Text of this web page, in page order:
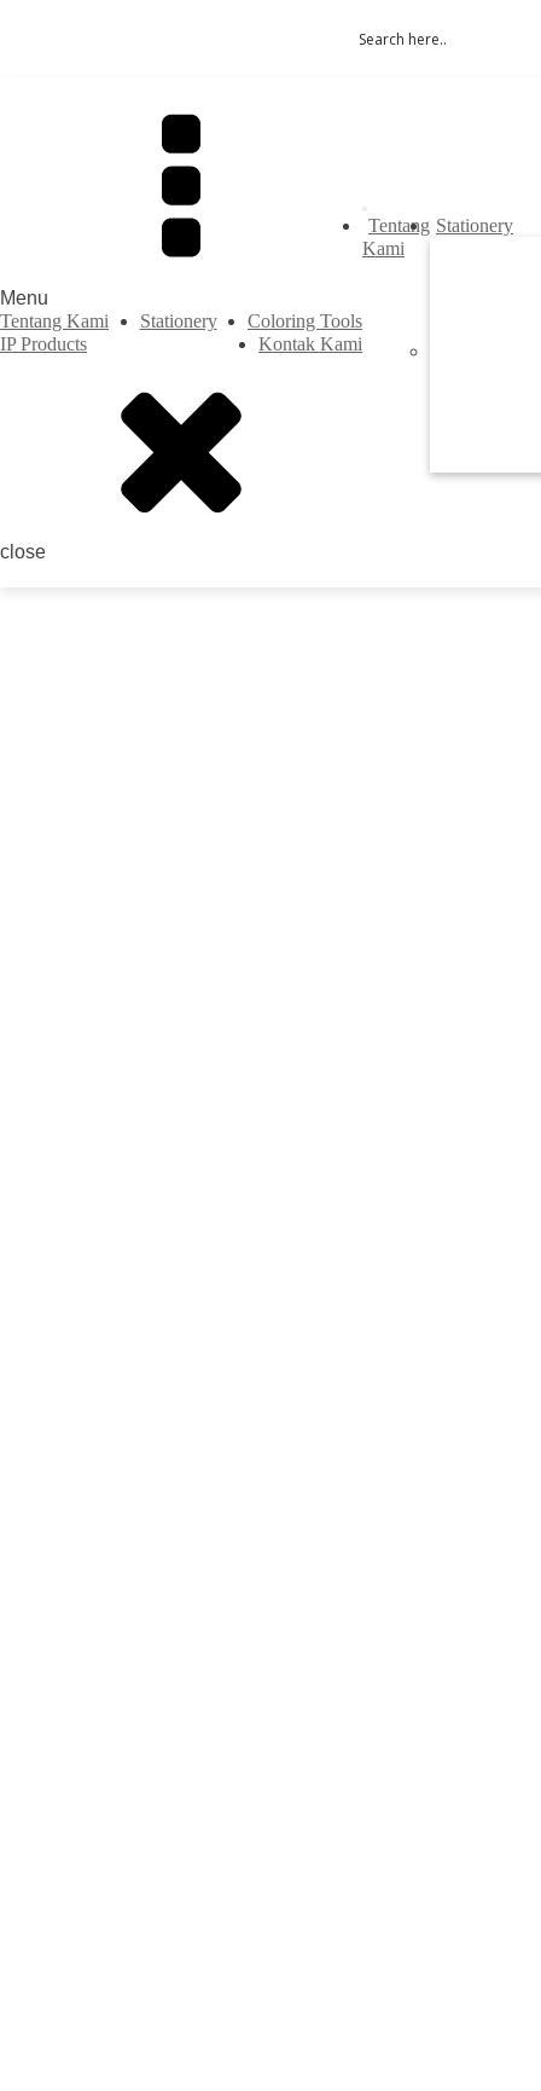
Menu
Tentang Kami
Stationery
Coloring Tools
IP Products
Kontak Kami
close
Tentang
Kami
Stationery